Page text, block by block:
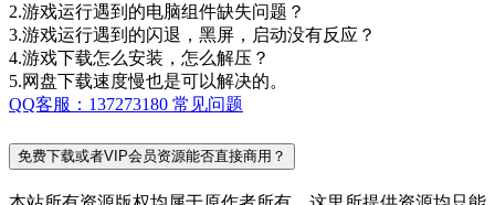
2.游戏运行遇到的电脑组件缺失问题？
3.游戏运行遇到的闪退，黑屏，启动没有反应？
4.游戏下载怎么安装，怎么解压？
5.网盘下载速度慢也是可以解决的。
QQ客服：137273180 常见问题
免费下载或者VIP会员资源能否直接商用？